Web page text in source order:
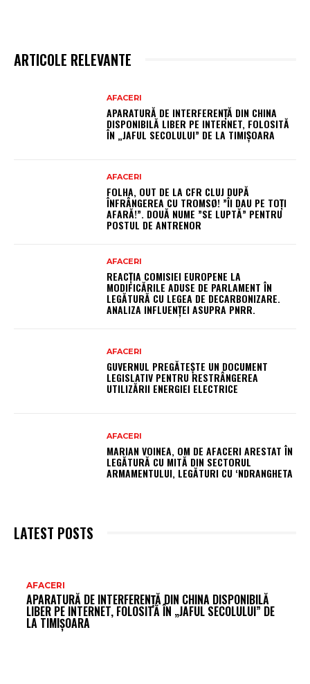
ARTICOLE RELEVANTE
AFACERI
APARATURĂ DE INTERFERENȚĂ DIN CHINA
DISPONIBILĂ LIBER PE INTERNET, FOLOSITĂ
ÎN „JAFUL SECOLULUI” DE LA TIMIȘOARA
AFACERI
FOLHA, OUT DE LA CFR CLUJ DUPĂ
ÎNFRÂNGEREA CU TROMSØ! ”ÎI DAU PE TOȚI
AFARĂ!”. DOUĂ NUME ”SE LUPTĂ” PENTRU
POSTUL DE ANTRENOR
AFACERI
REACȚIA COMISIEI EUROPENE LA
MODIFICĂRILE ADUSE DE PARLAMENT ÎN
LEGĂTURĂ CU LEGEA DE DECARBONIZARE.
ANALIZA INFLUENȚEI ASUPRA PNRR.
AFACERI
GUVERNUL PREGĂTEȘTE UN DOCUMENT
LEGISLATIV PENTRU RESTRÂNGEREA
UTILIZĂRII ENERGIEI ELECTRICE
AFACERI
MARIAN VOINEA, OM DE AFACERI ARESTAT ÎN
LEGĂTURĂ CU MITĂ DIN SECTORUL
ARMAMENTULUI, LEGĂTURI CU ‘NDRANGHETA
LATEST POSTS
AFACERI
APARATURĂ DE INTERFERENȚĂ DIN CHINA DISPONIBILĂ
LIBER PE INTERNET, FOLOSITĂ ÎN „JAFUL SECOLULUI” DE
LA TIMIȘOARA